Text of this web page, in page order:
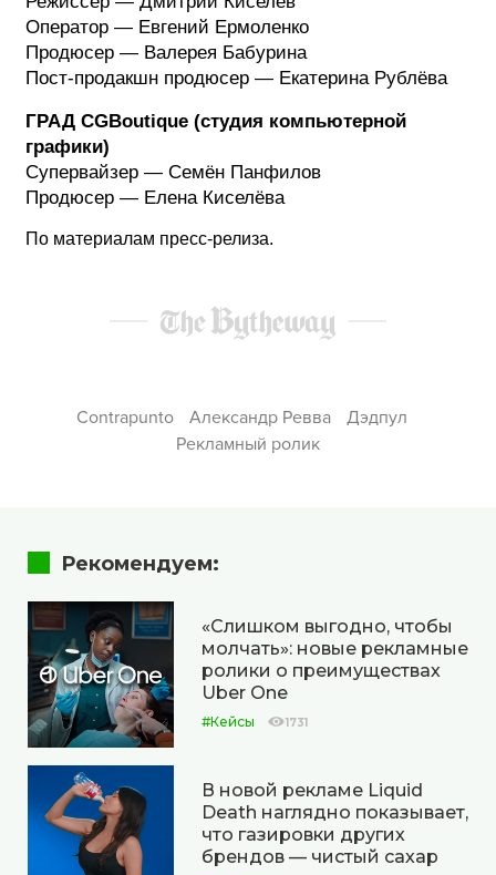
Оператор — Евгений Ермоленко
Продюсер — Валерея Бабурина
Пост-продакшн продюсер — Екатерина Рублёва
ГРАД CGBoutique (студия компьютерной
графики)
Супервайзер — Семён Панфилов
Продюсер — Елена Киселёва
По материалам пресс-релиза.
Contrapunto Александр Ревва
Дэдпул
Рекламный ролик
Рекомендуем:
«Слишком выгодно, чтобы
молчать»: новые рекламные
ролики о преимуществах
Uber One
#Кейсы 1731
В новой рекламе Liquid
Death наглядно показывает,
что газировки других
брендов — чистый сахар